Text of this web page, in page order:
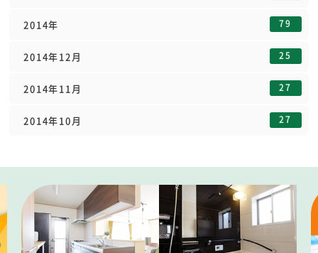
2014年 79
2014年12月 25
2014年11月 27
2014年10月 27